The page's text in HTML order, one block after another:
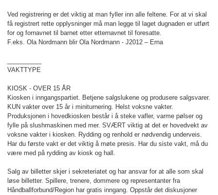
Ved registrering er det viktig at man fyller inn alle feltene. For at vi skal
få registrert rette opplysninger må man legge til laget dugnaden er utført
for og fornavnet til barnet etter etternavnet til foresatte.
F.eks. Ola Nordmann blir Ola Nordmann - J2012 – Erna
VAKTTYPE
KIOSK - OVER 15 ÅR
Kiosken i inngangspartiet. Betjene salgslukene og produsere salgsvarer.
KUN vakter over 15 år i miniturnering. Helst voksne vakter.
Produksjonen i hovedkiosken består i å steke vafler, varme pølser og
fylle på slushmaskinen med mer. SVÆRT viktig at det er hovedvekt av
voksne vakter i kiosken. Rydding og renhold er nødvendig underveis.
Har du første vakt er det viktig å møte presis. Har du siste vakt, må du
være med på rydding av kiosk og hall.
Salg av billetter skjer i sekreteriatet og har ansvar for at alle som skal
løse billetter. Spillere, trenere, dommere og representanter fra
Håndballforbund/Region har gratis inngang. Oppstår det diskusjoner